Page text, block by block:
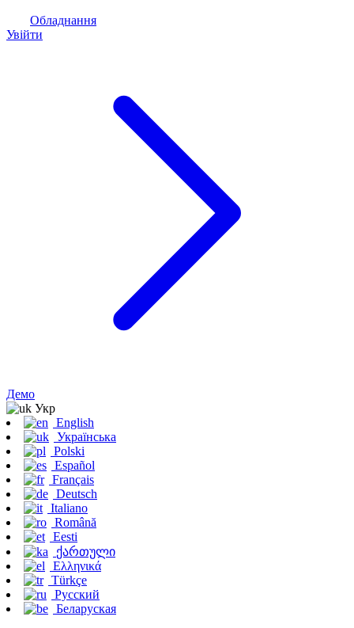
Обладнання
Увійти
Демо
Укр
English
Українська
Polski
Español
Français
Deutsch
Italiano
Română
Eesti
ქართული
Ελληνικά
Türkçe
Русский
Беларуская